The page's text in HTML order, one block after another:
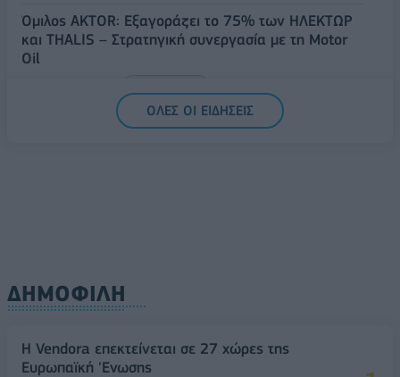
Όμιλος AKTOR: Εξαγοράζει το 75% των ΗΛΕΚΤΩΡ
και THALIS – Στρατηγική συνεργασία με τη Motor
Oil
ΟΛΕΣ ΟΙ ΕΙΔΗΣΕΙΣ
ΔΗΜΟΦΙΛΗ
Η Vendora επεκτείνεται σε 27 χώρες της
Ευρωπαϊκή 'Ενωσης